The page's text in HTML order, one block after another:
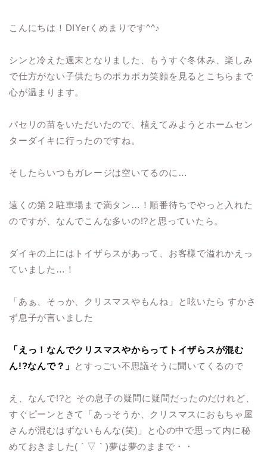
こんにちは！DIYerくめまりです^^♪
シンと冷えた週末となりました、もうすぐ冬休み、楽しみ
で仕方がない子供たちのポカポカ笑顔を見るとこちらまで
心が温まります。
パセリの苗をいただいたので、植えてみようとホームセン
ターダイキに行ったのですね。
そしたらいつもガレージは空いてるのに…
遠くの第２駐車場まで満タン…！順番待ちでやっと入れた
のですが、なんでこんな多いの!?と思っていたら。
ダイキの上にはトイザらスがあって、お客様で溢れかえっ
ていました…！
「あぁ、そっか、クリスマスやもんね」と呟いたら すかさ
ず息子が言いました
「えっ！なんでクリスマスやからってトイザらスが混む
ん!?なんで？」
とすっごい不思議そうに聞いてくるので
え、なんで!?と その息子の疑問に疑問だったのだけれど、
すぐピーンときて「あっそうか、クリスマスにおもちゃ屋
さんが混むはずないもんな(笑)」と心の中で思って内に秘
めておきました( ´ ▽ ` )夢は夢のままで・・